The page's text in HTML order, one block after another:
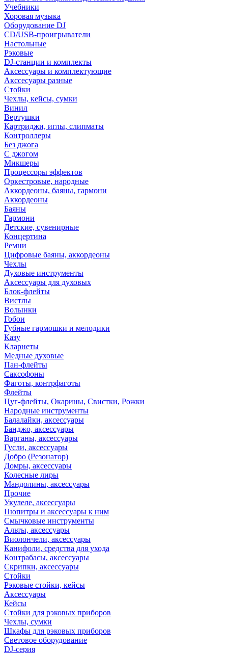
Учебники
Хоровая музыка
Оборудование DJ
CD/USB-проигрыватели
Настольные
Рэковые
DJ-станции и комплекты
Аксессуары и комплектующие
Акссесуары разные
Стойки
Чехлы, кейсы, сумки
Винил
Вертушки
Картриджи, иглы, слипматы
Контроллеры
Без джога
С джогом
Микшеры
Процессоры эффектов
Оркестровые, народные
Аккордеоны, баяны, гармони
Аккордеоны
Баяны
Гармони
Детские, сувенирные
Концертина
Ремни
Цифровые баяны, аккордеоны
Чехлы
Духовые инструменты
Аксессуары для духовых
Блок-флейты
Вистлы
Волынки
Гобои
Губные гармошки и мелодики
Казу
Кларнеты
Медные духовые
Пан-флейты
Саксофоны
Фаготы, контрфаготы
Флейты
Цуг-флейты, Окарины, Свистки, Рожки
Народные инструменты
Балалайки, аксессуары
Банджо, аксессуары
Варганы, аксессуары
Гусли, аксессуары
Добро (Резонатор)
Домры, аксессуары
Колесные лиры
Мандолины, аксессуары
Прочие
Укулеле, аксессуары
Пюпитры и аксессуары к ним
Смычковые инструменты
Альты, аксессуары
Виолончели, аксессуары
Канифоли, средства для ухода
Контрабасы, аксессуары
Скрипки, аксессуары
Стойки
Рэковые стойки, кейсы
Аксессуары
Кейсы
Стойки для рэковых приборов
Чехлы, сумки
Шкафы для рэковых приборов
Световое оборудование
DJ-серия